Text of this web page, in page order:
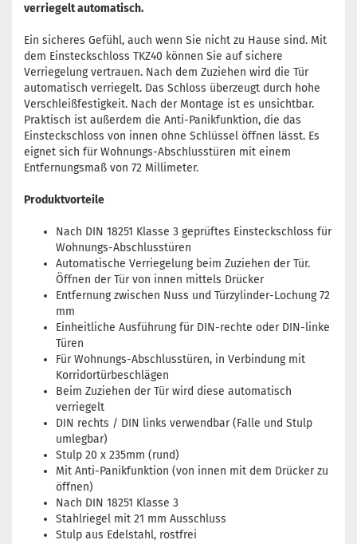
verriegelt automatisch.
Ein sicheres Gefühl, auch wenn Sie nicht zu Hause sind. Mit
dem Einsteckschloss TKZ40 können Sie auf sichere
Verriegelung vertrauen. Nach dem Zuziehen wird die Tür
automatisch verriegelt. Das Schloss überzeugt durch hohe
Verschleißfestigkeit. Nach der Montage ist es unsichtbar.
Praktisch ist außerdem die Anti-Panikfunktion, die das
Einsteckschloss von innen ohne Schlüssel öffnen lässt. Es
eignet sich für Wohnungs-Abschlusstüren mit einem
Entfernungsmaß von 72 Millimeter.
Produktvorteile
Nach DIN 18251 Klasse 3 geprüftes Einsteckschloss für
Wohnungs-Abschlusstüren
Automatische Verriegelung beim Zuziehen der Tür.
Öffnen der Tür von innen mittels Drücker
Entfernung zwischen Nuss und Türzylinder-Lochung 72
mm
Einheitliche Ausführung für DIN-rechte oder DIN-linke
Türen
Für Wohnungs-Abschlusstüren, in Verbindung mit
Korridortürbeschlägen
Beim Zuziehen der Tür wird diese automatisch
verriegelt
DIN rechts / DIN links verwendbar (Falle und Stulp
umlegbar)
Stulp 20 x 235mm (rund)
Mit Anti-Panikfunktion (von innen mit dem Drücker zu
öffnen)
Nach DIN 18251 Klasse 3
Stahlriegel mit 21 mm Ausschluss
Stulp aus Edelstahl, rostfrei